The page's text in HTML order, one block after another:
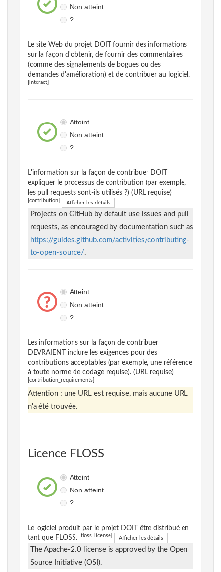
Non atteint
?
Le site Web du projet DOIT fournir des informations
sur la façon d'obtenir, de fournir des commentaires
(comme des signalements de bogues ou des
demandes d'amélioration) et de contribuer au logiciel.
[interact]
Atteint
Non atteint
?
L'information sur la façon de contribuer DOIT
expliquer le processus de contribution (par exemple,
les pull requests sont-ils utilisés ?) (URL requise)
[contribution] Afficher les détails
Projects on GitHub by default use issues and pull
requests, as encouraged by documentation such as
https://guides.github.com/activities/contributing-
to-open-source/.
Atteint
Non atteint
?
Les informations sur la façon de contribuer
DEVRAIENT inclure les exigences pour des
contributions acceptables (par exemple, une référence
à toute norme de codage requise). (URL requise)
[contribution_requirements]
Attention : une URL est requise, mais aucune URL
n'a été trouvée.
Licence FLOSS
Atteint
Non atteint
?
Le logiciel produit par le projet DOIT être distribué en
tant que FLOSS.
[floss_license] Afficher les détails
The Apache-2.0 license is approved by the Open
Source Initiative (OSI).